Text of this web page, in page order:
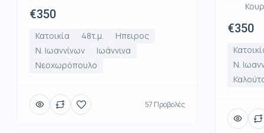
€350
Κατοικία 48τ.μ.
Ηπειρος
Ν. Ιωαννίνων
Ιωάννινα
Νεοχωρόπουλο
57 Προβολές
€350
Ν.